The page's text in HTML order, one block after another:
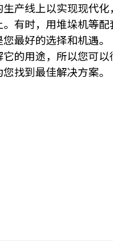
产线上以实现现代
有时，用堆垛机等
最好的选择和机遇。
的用途，所以您可
找到最佳解决方案。